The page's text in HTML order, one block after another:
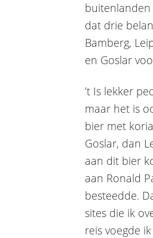
buitenlanden
dat drie
Bamberg,
en Goslar
’t Is lekker
maar het is
bier met
Goslar, dan
aan dit bier
aan Ronald
besteedde.
sites die ik
reis voegde